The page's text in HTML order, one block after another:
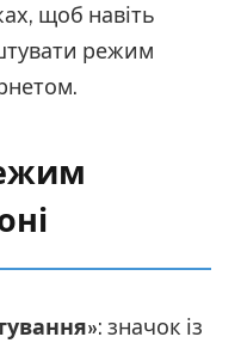
щоб навіть
режим
: значок із